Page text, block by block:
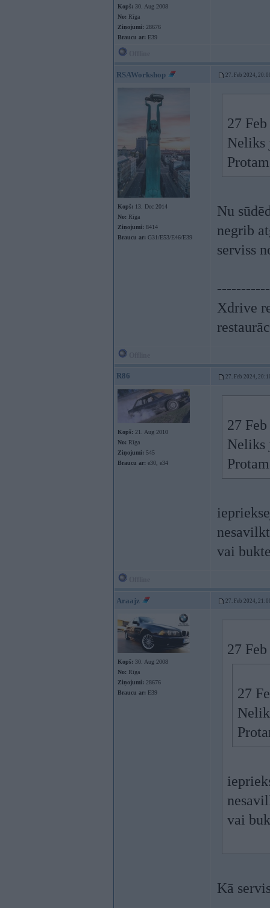
Kopš: 30. Aug 2008
No: Rīga
Ziņojumi: 28676
Braucu ar: E39
RSAWorkshop 27. Feb 2024,
Kopš: 13. Dec 2014
No: Rīga
Ziņojumi: 8414
Braucu ar: G31/E53/E46/E39
27
Neliks
Nu
negrib
serviss
Xdrive
R86 27. Feb 2024,
Kopš: 21. Aug 2010
No: Rīga
Ziņojumi: 545
Braucu ar: e30, e34
27
Neliks
vai
Araajz 27. Feb 2024,
Kopš: 30. Aug 2008
No: Rīga
Ziņojumi: 28676
Braucu ar: E39
27
27
vai
Kā